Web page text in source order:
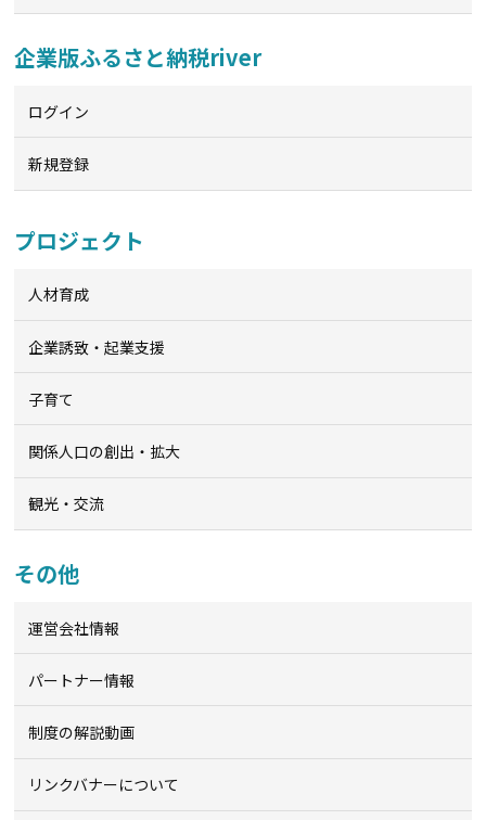
企業版ふるさと納税river
ログイン
新規登録
プロジェクト
人材育成
企業誘致・起業支援
子育て
関係人口の創出・拡大
観光・交流
その他
運営会社情報
パートナー情報
制度の解説動画
リンクバナーについて